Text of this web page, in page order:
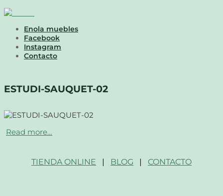
Enola muebles
Facebook
Instagram
Contacto
ESTUDI-SAUQUET-02
Read more…
TIENDA ONLINE | BLOG | CONTACTO